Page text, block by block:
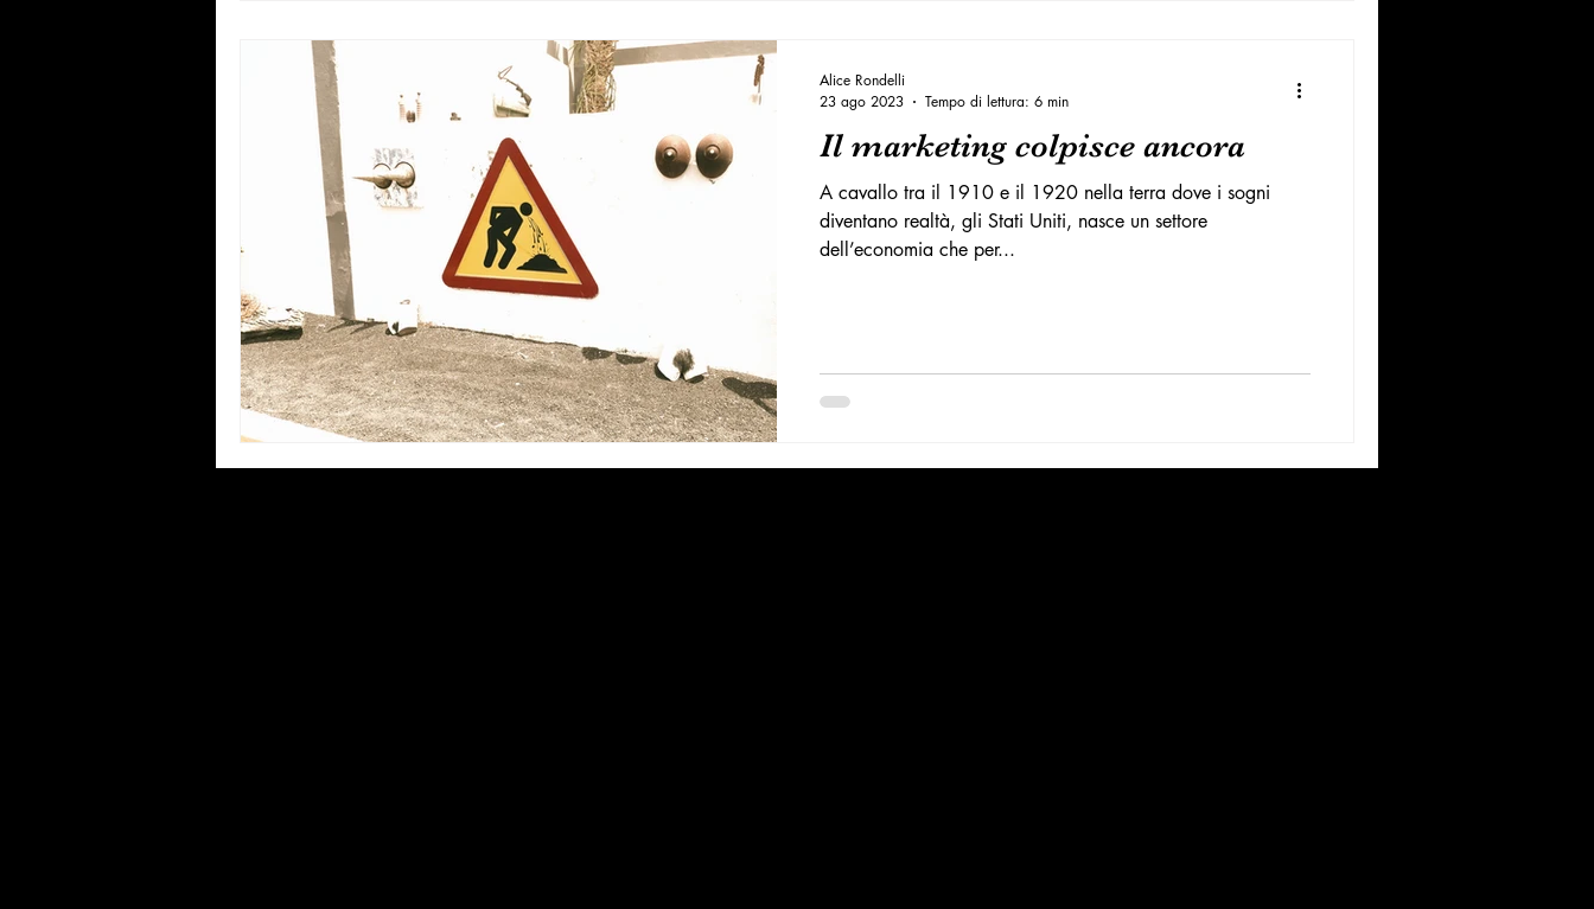
Il marketing colpisce ancora
A cavallo tra il 1910 e il 1920 nella terra dove i sogni
diventano realtà, gli Stati Uniti, nasce un settore
dell’economia che per...
Alice Rondelli
23 ago 2023
Tempo di lettura: 6 min